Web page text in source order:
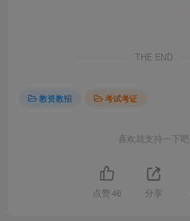
THE END
教资教招 考试考证
喜欢就支持一下吧
点赞 46 分享